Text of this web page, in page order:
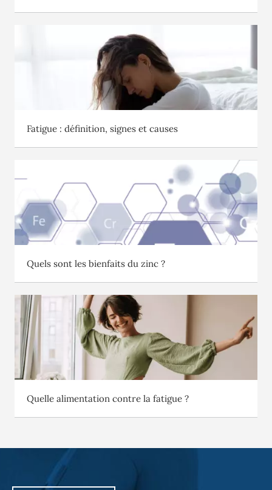
Fatigue : définition, signes et causes
Quels sont les bienfaits du zinc ?
Quelle alimentation contre la fatigue ?